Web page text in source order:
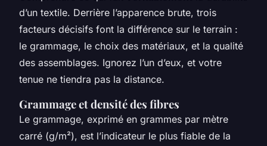
d’un textile. Derrière l’apparence brute, trois
facteurs décisifs font la différence sur le terrain :
le grammage, le choix des matériaux, et la qualité
des assemblages. Ignorez l’un d’eux, et votre
tenue ne tiendra pas la distance.
Grammage et densité des fibres
Le grammage, exprimé en grammes par mètre
carré (g/m²), est l’indicateur le plus fiable de la